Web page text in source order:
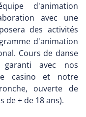
d'animation
avec une
des activités
d'animation
Cours de danse
garanti avec nos
casino et notre
ouverte de
de + de 18 ans).